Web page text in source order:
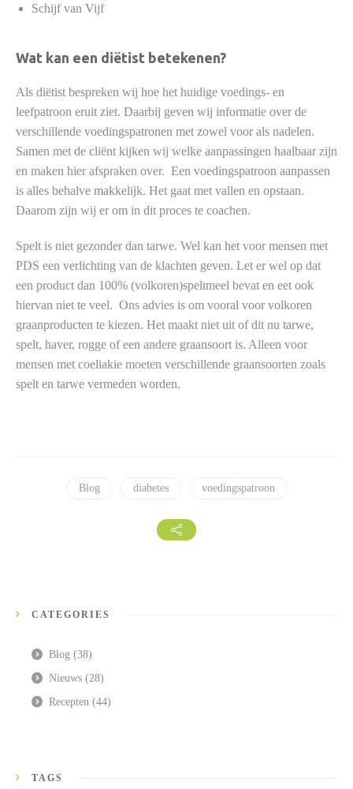
Schijf van Vijf
Wat kan een diëtist betekenen?
Als diëtist bespreken wij hoe het huidige voedings- en
leefpatroon eruit ziet. Daarbij geven wij informatie over de
verschillende voedingspatronen met zowel voor als nadelen.
Samen met de cliënt kijken wij welke aanpassingen haalbaar zijn
en maken hier afspraken over. Een voedingspatroon aanpassen
is alles behalve makkelijk. Het gaat met vallen en opstaan.
Daarom zijn wij er om in dit proces te coachen.
Spelt is niet gezonder dan tarwe. Wel kan het voor mensen met
PDS een verlichting van de klachten geven. Let er wel op dat
een product dan 100% (volkoren)speltmeel bevat en eet ook
hiervan niet te veel. Ons advies is om vooral voor volkoren
graanproducten te kiezen. Het maakt niet uit of dit nu tarwe,
spelt, haver, rogge of een andere graansoort is. Alleen voor
mensen met coeliakie moeten verschillende graansoorten zoals
spelt en tarwe vermeden worden.
Blog diabetes voedingspatroon
CATEGORIES
Blog (38)
Nieuws (28)
Recepten (44)
TAGS